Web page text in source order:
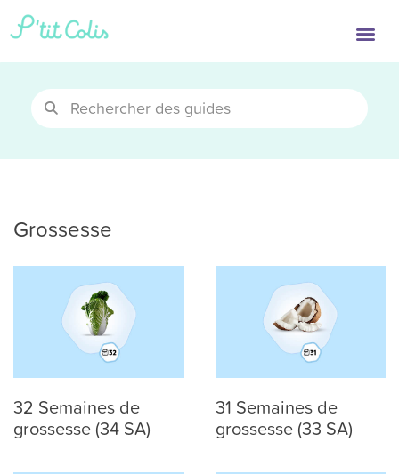
Grossesse
32 Semaines de
grossesse (34 SA)
31 Semaines de
grossesse (33 SA)